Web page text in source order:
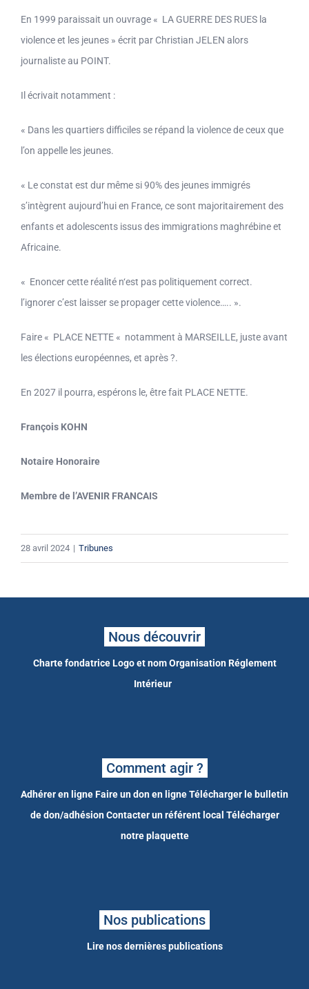
En 1999 paraissait un ouvrage « LA GUERRE DES RUES la
violence et les jeunes » écrit par Christian JELEN alors
journaliste au POINT.
Il écrivait notamment :
« Dans les quartiers difficiles se répand la violence de ceux que
l’on appelle les jeunes.
« Le constat est dur même si 90% des jeunes immigrés
s’intègrent aujourd’hui en France, ce sont majoritairement des
enfants et adolescents issus des immigrations maghrébine et
Africaine.
« Enoncer cette réalité n‘est pas politiquement correct.
l’ignorer c’est laisser se propager cette violence….. ».
Faire « PLACE NETTE « notamment à MARSEILLE, juste avant
les élections européennes, et après ?.
En 2027 il pourra, espérons le, être fait PLACE NETTE.
François KOHN
Notaire Honoraire
Membre de l’AVENIR FRANCAIS
28 avril 2024 | Tribunes
Nous découvrir
Charte fondatrice Logo et nom Organisation Réglement
Intérieur
Comment agir ?
Adhérer en ligneFaire un don en ligneTélécharger le bulletin
de don/adhésion Contacter un référent local Télécharger
notre plaquette
Nos publications
Lire nos dernières publications